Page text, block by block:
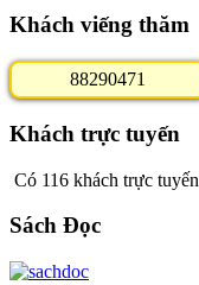
Khách viếng thăm
88290471
Khách trực tuyến
Có 116 khách trực tuyến
Sách Đọc